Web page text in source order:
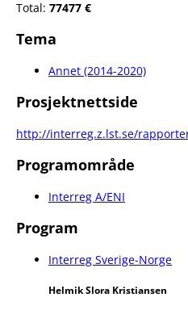
Total: 77477 €
Tema
Annet (2014-2020)
Prosjektnettside
http://interreg.z.lst.se/
Programområde
Interreg A/ENI
Program
Interreg Sverige-Norge
Helmik Slora Kristiansen